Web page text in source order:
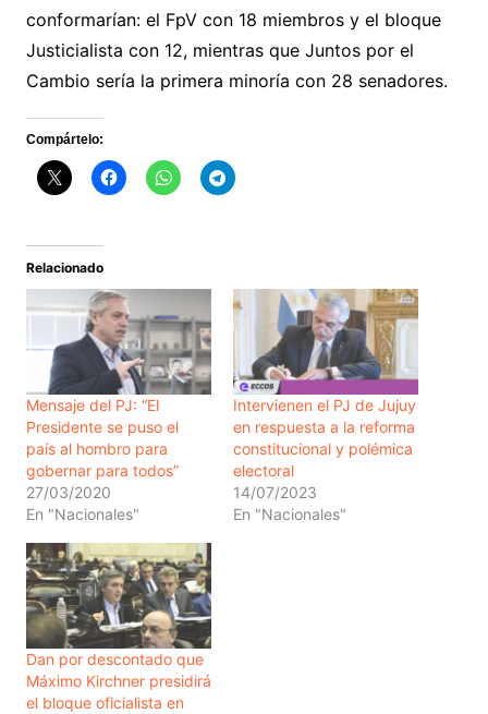
conformarían: el FpV con 18 miembros y el bloque
Justicialista con 12, mientras que Juntos por el
Cambio sería la primera minoría con 28 senadores.
Compártelo:
Relacionado
Mensaje del PJ: “El
Presidente se puso el
país al hombro para
gobernar para todos”
27/03/2020
En "Nacionales"
Intervienen el PJ de Jujuy
en respuesta a la reforma
constitucional y polémica
electoral
14/07/2023
En "Nacionales"
Dan por descontado que
Máximo Kirchner presidirá
el bloque oficialista en